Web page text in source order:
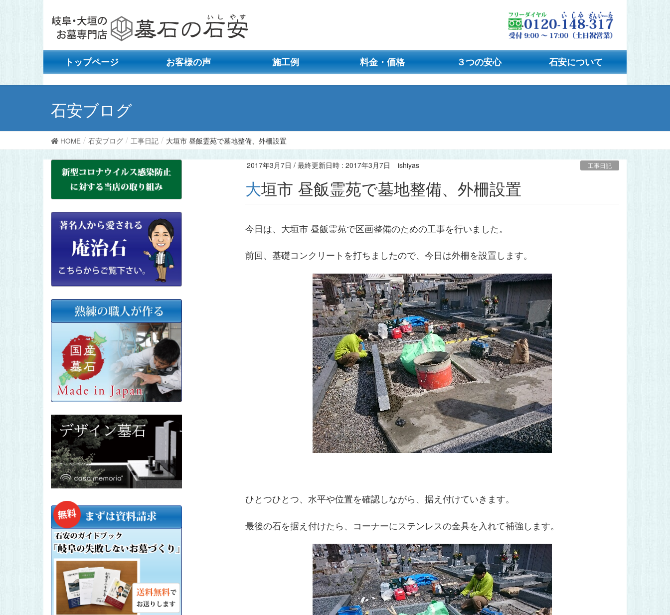
トップページ お客様の声 施工例 料金・価格 ３つの安心 石安について
石安ブログ
HOME 石安ブログ 工事日記 大垣市 昼飯霊苑で墓地整備、外柵設置
2017年3月7日 / 最終更新日時 : 2017年3月7日 ishiyas 工事日記
大垣市 昼飯霊苑で墓地整備、外柵設置
今日は、大垣市 昼飯霊苑で区画整備のための工事を行いました。
前回、基礎コンクリートを打ちましたので、今日は外柵を設置します。
ひとつひとつ、水平や位置を確認しながら、据え付けていきます。
最後の石を据え付けたら、コーナーにステンレスの金具を入れて補強します。